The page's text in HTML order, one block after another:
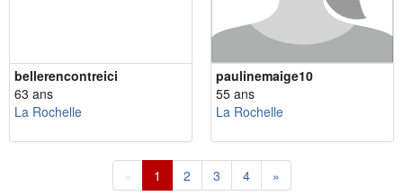
bellerencontreici
63 ans
La Rochelle
paulinemaige10
55 ans
La Rochelle
« 1 2 3 4 »